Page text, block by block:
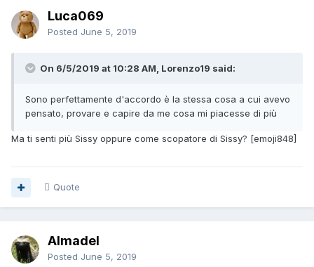
Luca069
Posted June 5, 2019
On 6/5/2019 at 10:28 AM, Lorenzo19 said:
Sono perfettamente d'accordo è la stessa cosa a cui avevo
pensato, provare e capire da me cosa mi piacesse di più
Ma ti senti più Sissy oppure come scopatore di Sissy? [emoji848]
Quote
Almadel
Posted June 5, 2019